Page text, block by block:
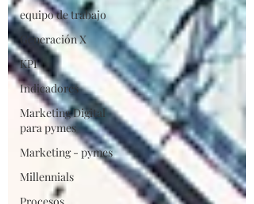
equipo de trabajo
Generación X
KPI
Indicadores
Marketing Digital
para pymes
Marketing - pymes
Millennials